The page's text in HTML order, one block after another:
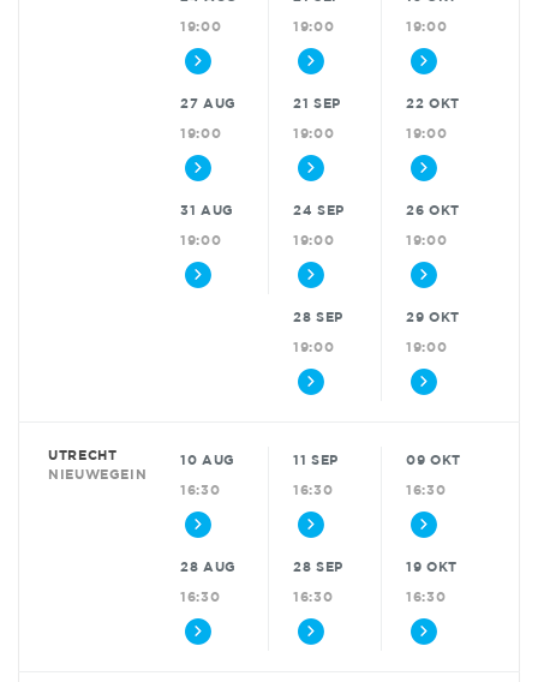
19:00
27 AUG
19:00
31 AUG
19:00
19:00
21 SEP
19:00
24 SEP
19:00
28 SEP
19:00
19:00
22 OKT
19:00
26 OKT
19:00
29 OKT
19:00
UTRECHT
NIEUWEGEIN
10 AUG
16:30
28 AUG
16:30
11 SEP
16:30
28 SEP
16:30
09 OKT
16:30
19 OKT
16:30